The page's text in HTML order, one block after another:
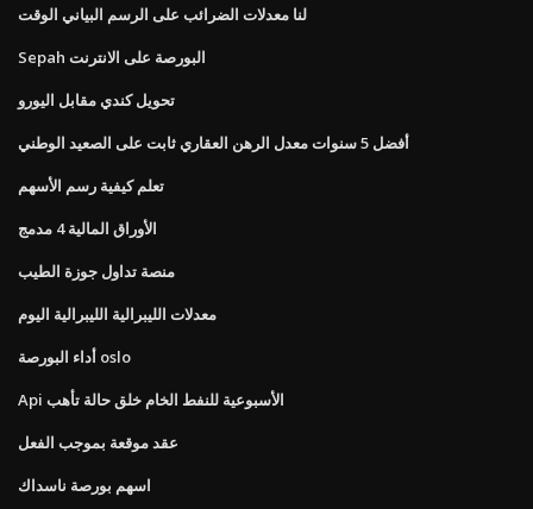
لنا معدلات الضرائب على الرسم البياني الوقت
Sepah البورصة على الانترنت
تحويل كندي مقابل اليورو
أفضل 5 سنوات معدل الرهن العقاري ثابت على الصعيد الوطني
تعلم كيفية رسم الأسهم
الأوراق المالية 4 مدمج
منصة تداول جوزة الطيب
معدلات الليبرالية الليبرالية اليوم
أداء البورصة oslo
Api الأسبوعية للنفط الخام خلق حالة تأهب
عقد موقعة بموجب الفعل
اسهم بورصة ناسداك